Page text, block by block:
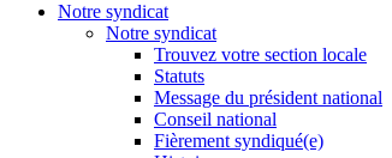
Notre syndicat
Notre syndicat
Trouvez votre section locale
Statuts
Message du président national
Conseil national
Fièrement syndiqué(e)